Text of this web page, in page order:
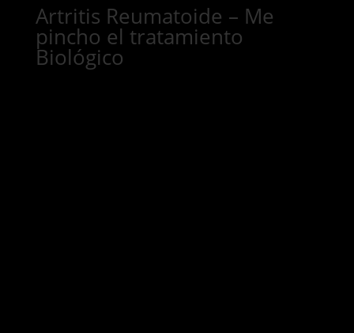
Artritis Reumatoide – Me
pincho el tratamiento
Biológico